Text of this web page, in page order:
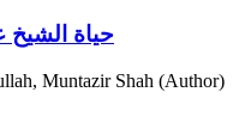
حياة الشيخ
Muntazir Shah (Author)